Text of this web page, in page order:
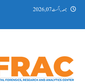
Skip جمعہ, اگست 07, 2026